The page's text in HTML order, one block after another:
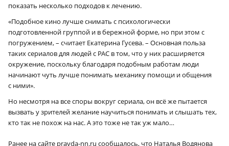
показать несколько подходов к лечению.
«Подобное кино лучше снимать с психологически
подготовленной группой и в бережной форме, но при этом с
погружением, – считает Екатерина Гусева. – Основная польза
таких сериалов для людей с РАС в том, что у них расширяется
окружение, поскольку благодаря подобным работам люди
начинают чуть лучше понимать механику помощи и общения
с ними».
Но несмотря на все споры вокруг сериала, он всё же пытается
вызвать у зрителей желание научиться понимать и слышать тех,
кто так не похож на нас. А это тоже не так уж мало…
Ранее на сайте pravda-nn.ru сообщалось, что Наталья Водянова